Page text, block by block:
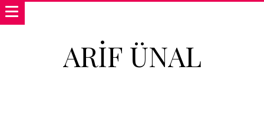
ARIF ÜNAL